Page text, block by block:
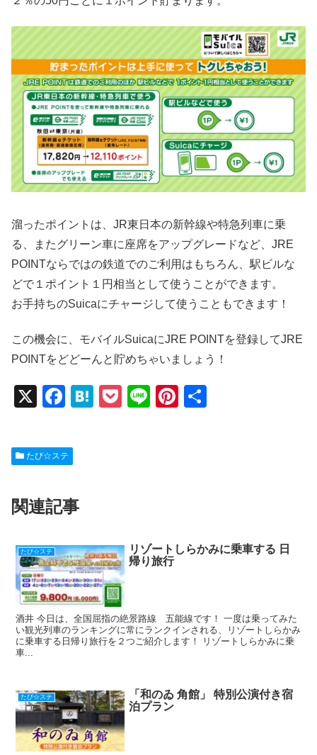
溜ったポイントは、JR東日本の新幹線や特急列車に乗
る、またグリーン車に座席をアップグレードなど、JRE
POINTならではの鉄道でのご利用はもちろん、駅ビルな
どで１ポイント１円相当として使うことができます。
お手持ちのSuicaにチャージして使うこともできます！
この機会に、モバイルSuicaにJRE POINTを登録してJRE
POINTをどどーんと貯めちゃいましょう！
X
F
c
e
o
k
H
P
Li
Pi
たび☆ステ
関連記事
たび☆ステ
リゾートしらかみに乗車する 日
帰り旅行
酒井 今日は、全国屈指の絶景路線 五能線です！ 一度は乗ってみた
い観光列車のランキングに常にランクインされる、リゾートしらかみ
に乗車する日帰り旅行を２つご紹介します！ リゾートしらかみに乗
車...
たび☆ステ
「和のゐ 角館」 特別公演付き宿
泊プラン